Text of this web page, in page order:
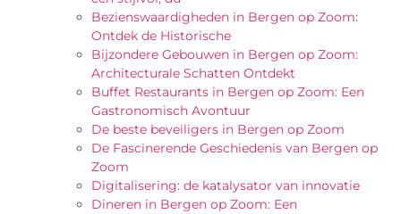
Bezienswaardigheden in Bergen op Zoom:
Ontdek de Historische
Bijzondere Gebouwen in Bergen op Zoom:
Architecturale Schatten Ontdekt
Buffet Restaurants in Bergen op Zoom: Een
Gastronomisch Avontuur
De beste beveiligers in Bergen op Zoom
De Fascinerende Geschiedenis van Bergen op
Zoom
Digitalisering: de katalysator van innovatie
Dineren in Bergen op Zoom: Een